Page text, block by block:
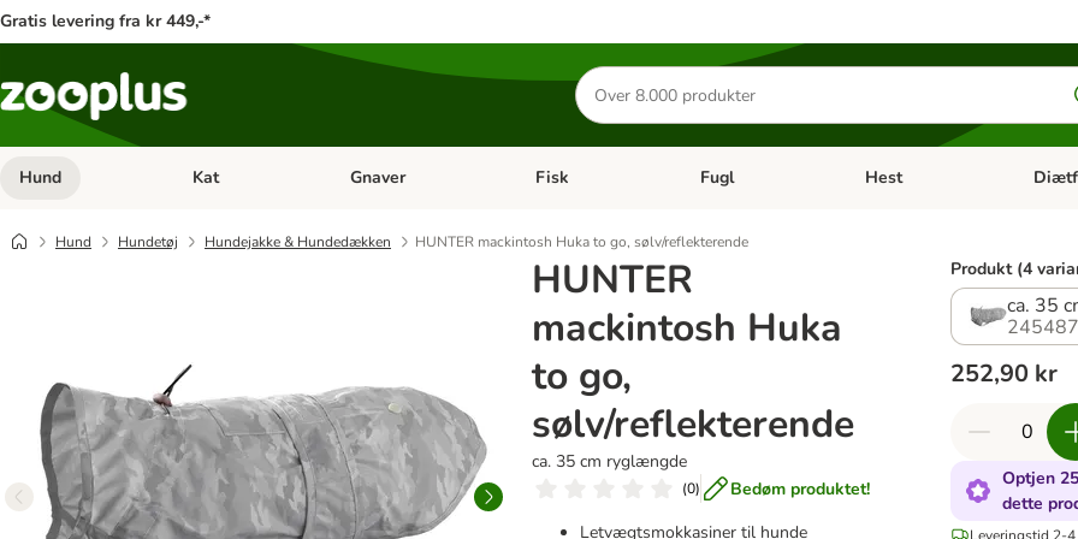
Gratis levering fra kr 449,-*
Søg
efter
produkter
Hund Åben kategori menu: Hund
Kat Åben kategori menu: Kat
Gnaver Åben kategori menu: Gnaver
Fisk Åben kategori menu: Fisk
Fugl Åben kategori menu: Fugl
Hest Åben
Hund Hundetøj Hundejakke & Hundedækken HUNTER mackintosh Huka to go, sølv/reflekterende
HUNTER
mackintosh Huka
to go,
sølv/reflekterende
ca. 35 cm ryglængde
(0)
Bedøm produktet!
Letvægtsmokkasiner til hunde
Produkt (4
ca. 35
252,90 kr
Optjen
dette